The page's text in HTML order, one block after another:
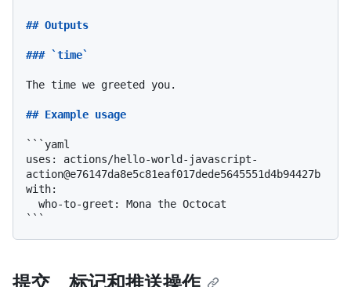
## Outputs
### `time`
The time we greeted you.
## Example usage
```yaml
uses: actions/hello-world-javascript-
action@e76147da8e5c81eaf017dede5645551d4b94427b
with:
```